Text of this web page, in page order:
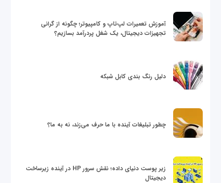
آموزش تعمیرات لپ‌تاپ و کامپیوتر؛ چگونه از گرانی
تجهیزات دیجیتال، یک شغل پردرآمد بسازیم؟
دلیل رنگ بندی کابل شبکه
چطور تبلیغات آینده با ما حرف می‌زند، نه به ما؟
زیر پوست دنیای داده؛ نقش سرور HP در آینده زیرساخت
دیجیتال